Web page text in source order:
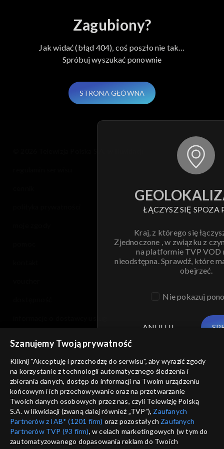
Zagubiony?
Jak widać (błąd 404), coś poszło nie tak…
Spróbuj wyszukać ponownie
STRONA GŁÓWNA
ŁĄCZYSZ SIĘ SPOZA
Kraj, z którego się
Zjednoczone , w związku z
na platformie TVP VOD
nieodstępna. Sprawdź, które
obejrzeć.
Nie pokazuj
ANULUJ
Szanujemy Twoją prywatność
Kliknij "Akceptuję i przechodzę do serwisu", aby wyrazić zgody
na korzystanie z technologii automatycznego śledzenia i
zbierania danych, dostęp do informacji na Twoim urządzeniu
końcowym i ich przechowywanie oraz na przetwarzanie
Twoich danych osobowych przez nas, czyli Telewizję Polską
S.A. w likwidacji (zwaną dalej również „TVP”), Zaufanych
Partnerów z IAB* (1201 firm) oraz pozostałych Zaufanych
Partnerów TVP (93 firm), w celach marketingowych (w tym do
zautomatyzowanego dopasowania reklam do Twoich